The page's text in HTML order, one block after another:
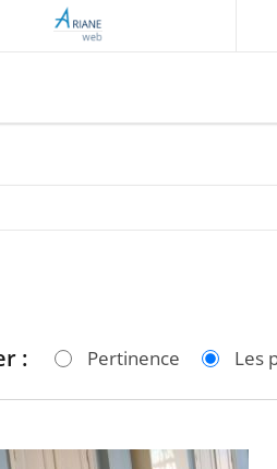
ARIANEWEB
: Pertinence Les